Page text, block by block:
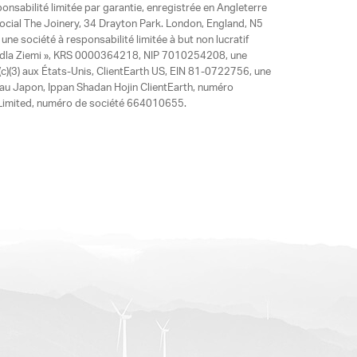
limitée par garantie, enregistrée en Angleterre
The Joinery, 34 Drayton Park. London, England, N5
société à responsabilité limitée à but non lucratif
Ziemi », KRS 0000364218, NIP 7010254208, une
aux États-Unis, ClientEarth US, EIN 81-0722756, une
Japon, Ippan Shadan Hojin ClientEarth, numéro
numéro de société 664010655.